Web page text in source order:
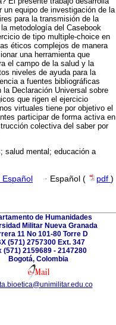
un equipo de investigación de la
para la transmisión de la
metodología del Casebook
de tipo multiple-choice en
éticos complejos de manera
una herramienta que
el campo de la salud y la
niveles de ayuda para la
a fuentes bibliográficas
Declaración Universal sobre
que rigen el ejercicio
virtuales tiene por objetivo el
participar de forma activa en
colectiva del saber por
salud mental; educación a
Español · Español ( pdf )
de Humanidades
Militar Nueva Granada
11 No 101-80 Torre D
(571) 2757300 Ext. 347
(571) 2159689 - 2147280
Bogotá, Colombia